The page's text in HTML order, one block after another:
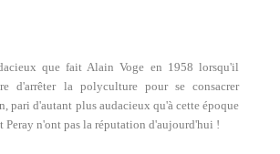
que fait Alain Voge en 1958 lorsqu'il
d'arrêter la polyculture pour se consacrer
pari d'autant plus audacieux qu'à cette époque
Peray n'ont pas la réputation d'aujourd'hui !